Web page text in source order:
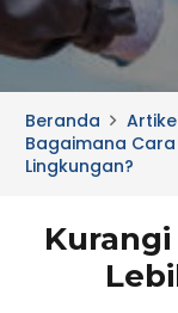
Beranda
Bagaimana
Lingkungan?